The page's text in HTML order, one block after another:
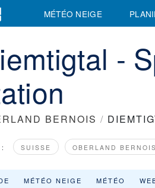
MÉTÉO NEIGE
-
BERNOIS /
SUISSE OBERLAND BERNOIS
MÉTÉO NEIGE MÉTÉO